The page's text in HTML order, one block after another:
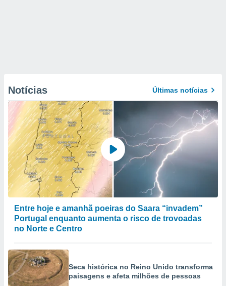
Notícias Últimas notícias
Entre hoje e amanhã poeiras do Saara “invadem”
Portugal enquanto aumenta o risco de trovoadas
no Norte e Centro
Seca histórica no Reino Unido transforma
paisagens e afeta milhões de pessoas